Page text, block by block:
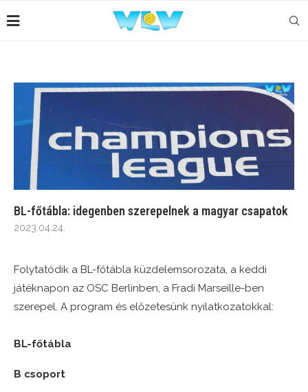
BL-főtábla: idegenben szerepelnek a magyar csapatok
2023.04.24.
Folytatódik a BL-főtábla küzdelemsorozata, a keddi
játéknapon az OSC Berlinben, a Fradi Marseille-ben
szerepel. A program és előzetesünk nyilatkozatokkal:
BL-főtábla
B csoport